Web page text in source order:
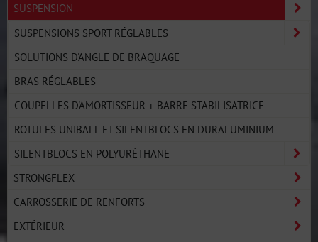
SUSPENSION
SUSPENSIONS SPORT RÉGLABLES
SOLUTIONS D'ANGLE DE BRAQUAGE
BRAS RÉGLABLES
COUPELLES D'AMORTISSEUR + BARRE STABILISATRICE
ROTULES UNIBALL ET SILENTBLOCS EN DURALUMINIUM
SILENTBLOCS EN POLYURÉTHANE
STRONGFLEX
CARROSSERIE DE RENFORTS
EXTÉRIEUR